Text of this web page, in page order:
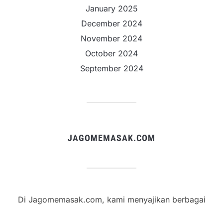
January 2025
December 2024
November 2024
October 2024
September 2024
JAGOMEMASAK.COM
Di Jagomemasak.com, kami menyajikan berbagai